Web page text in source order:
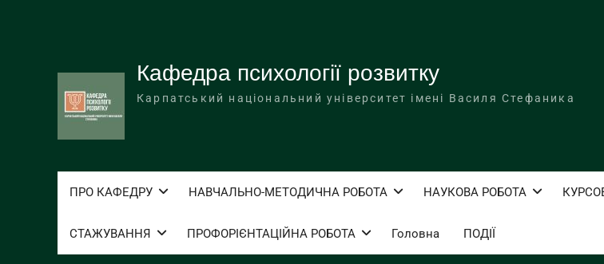
Кафедра психології розвитку
Карпатський національний університет імені Василя Стефаника
ПРО КАФЕДРУ НАВЧАЛЬНО-МЕТОДИЧНА РОБОТА НАУКОВА РОБОТА
СТАЖУВАННЯ ПРОФОРІЄНТАЦІЙНА РОБОТА Головна ПОДІЇ